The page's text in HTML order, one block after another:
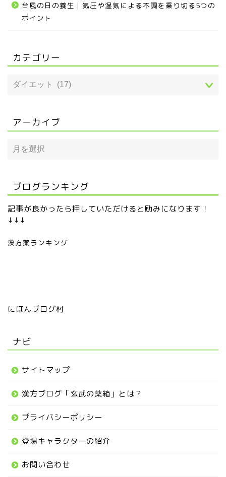
台風の日の養生｜気圧や湿気による不調を乗り切る5つの
ポイント
カテゴリー
アーカイブ
ブログランキング
記事が良かったら押していただけると励みになります！
↓↓↓
漢方薬ランキング
にほんブログ村
ナビ
サイトマップ
漢方ブログ「玄武の薬箱」とは？
プライバシーポリシー
登場キャラクターの紹介
お問い合わせ